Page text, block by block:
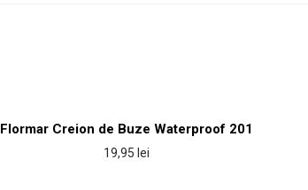
Flormar Creion de Buze Waterproof 201
19,95 lei